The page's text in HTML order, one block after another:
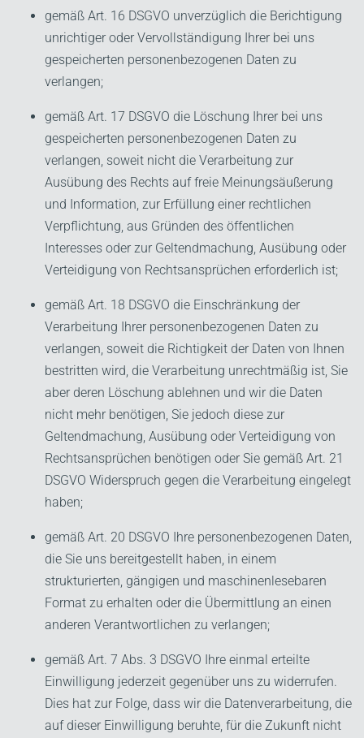
gemäß Art. 16 DSGVO unverzüglich die Berichtigung
unrichtiger oder Vervollständigung Ihrer bei uns
gespeicherten personenbezogenen Daten zu
verlangen;
gemäß Art. 17 DSGVO die Löschung Ihrer bei uns
gespeicherten personenbezogenen Daten zu
verlangen, soweit nicht die Verarbeitung zur
Ausübung des Rechts auf freie Meinungsäußerung
und Information, zur Erfüllung einer rechtlichen
Verpflichtung, aus Gründen des öffentlichen
Interesses oder zur Geltendmachung, Ausübung oder
Verteidigung von Rechtsansprüchen erforderlich ist;
gemäß Art. 18 DSGVO die Einschränkung der
Verarbeitung Ihrer personenbezogenen Daten zu
verlangen, soweit die Richtigkeit der Daten von Ihnen
bestritten wird, die Verarbeitung unrechtmäßig ist, Sie
aber deren Löschung ablehnen und wir die Daten
nicht mehr benötigen, Sie jedoch diese zur
Geltendmachung, Ausübung oder Verteidigung von
Rechtsansprüchen benötigen oder Sie gemäß Art. 21
DSGVO Widerspruch gegen die Verarbeitung eingelegt
haben;
gemäß Art. 20 DSGVO Ihre personenbezogenen Daten,
die Sie uns bereitgestellt haben, in einem
strukturierten, gängigen und maschinenlesebaren
Format zu erhalten oder die Übermittlung an einen
anderen Verantwortlichen zu verlangen;
gemäß Art. 7 Abs. 3 DSGVO Ihre einmal erteilte
Einwilligung jederzeit gegenüber uns zu widerrufen.
Dies hat zur Folge, dass wir die Datenverarbeitung, die
auf dieser Einwilligung beruhte, für die Zukunft nicht